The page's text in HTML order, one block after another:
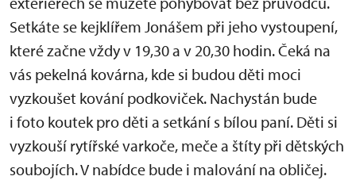
Setkáte se kejklířem Jonášem při jeho vystoupení,
které začne vždy v 19,30 a v 20,30 hodin. Čeká na
vás pekelná kovárna, kde si budou děti moci
vyzkoušet kování podkoviček. Nachystán bude
i foto koutek pro děti a setkání s bílou paní. Děti si
vyzkouší rytířské varkoče, meče a štíty při dětských
soubojích. V nabídce bude i malování na obličej.